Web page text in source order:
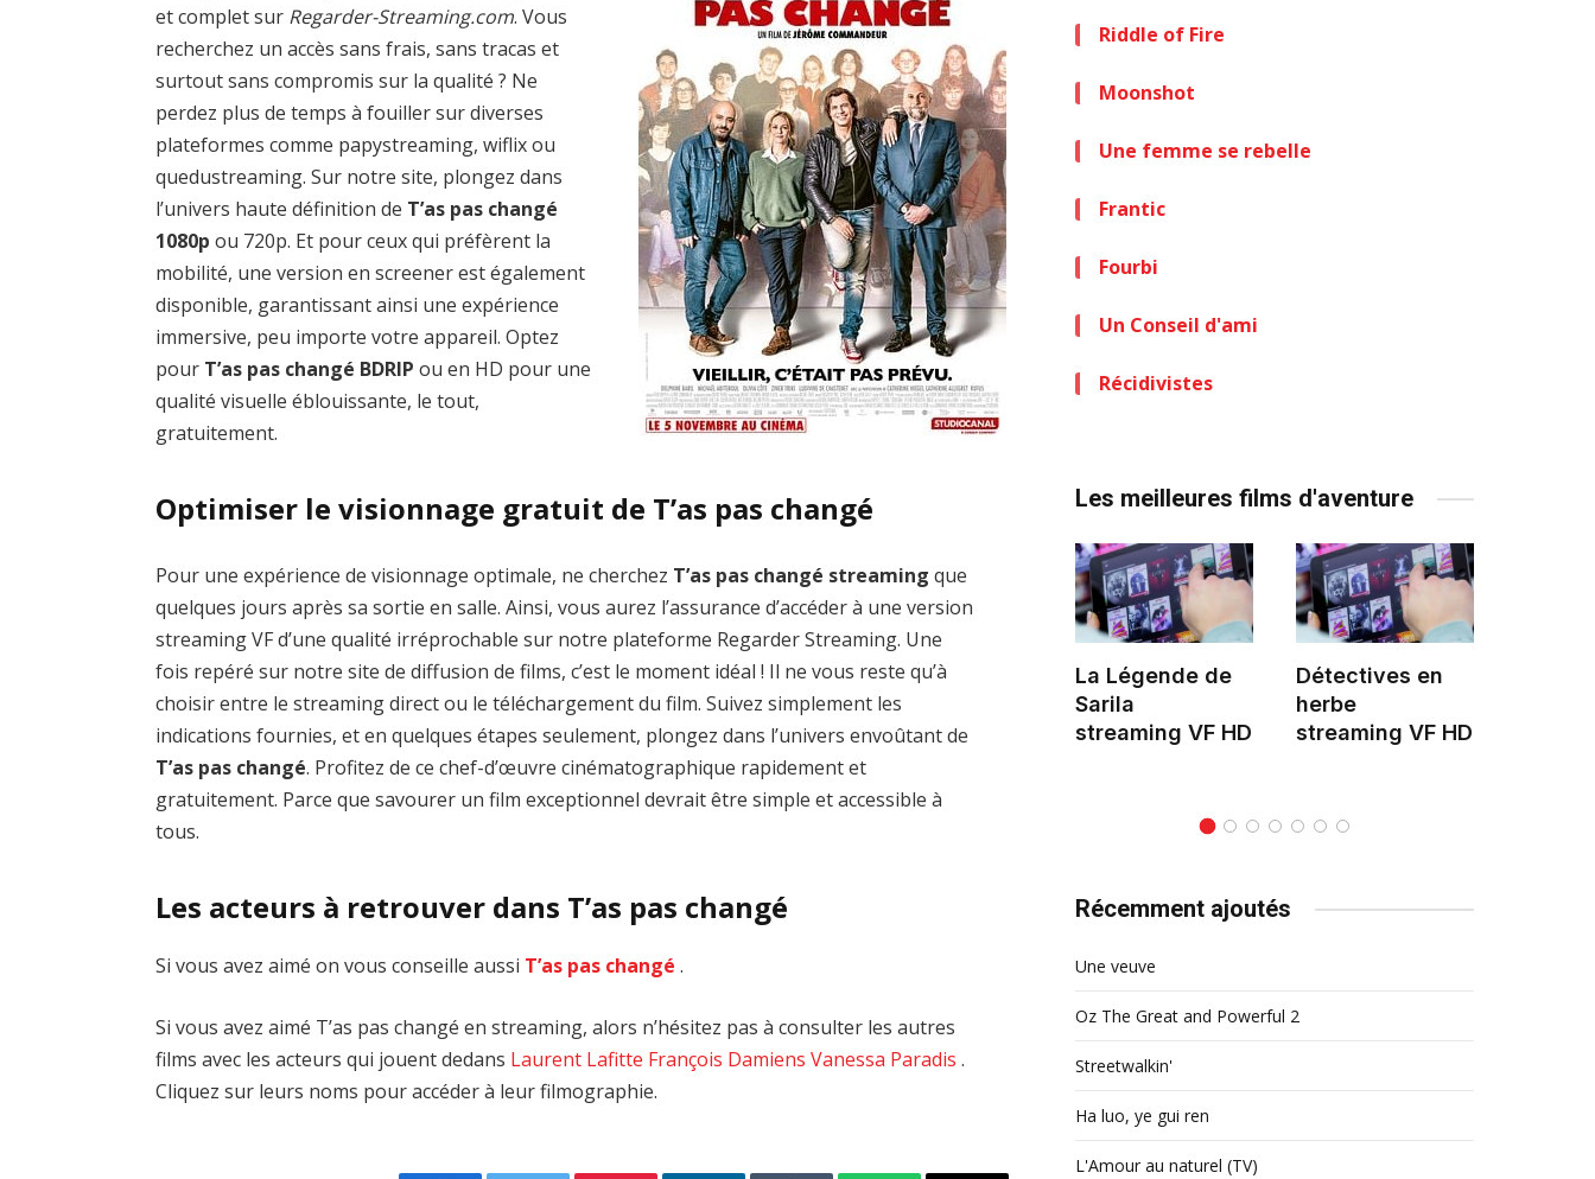
et complet sur Regarder-Streaming.com. Vous
recherchez un accès sans frais, sans tracas et
surtout sans compromis sur la qualité ? Ne
perdez plus de temps à fouiller sur diverses
plateformes comme papystreaming, wiflix ou
quedustreaming. Sur notre site, plongez dans
l’univers haute définition de T’as pas changé
1080p ou 720p. Et pour ceux qui préfèrent la
mobilité, une version en screener est également
disponible, garantissant ainsi une expérience
immersive, peu importe votre appareil. Optez
pour T’as pas changé BDRIP ou en HD pour une
qualité visuelle éblouissante, le tout,
gratuitement.
Optimiser le visionnage gratuit de T’as pas changé
Pour une expérience de visionnage optimale, ne cherchez T’as pas changé streaming que
quelques jours après sa sortie en salle. Ainsi, vous aurez l’assurance d’accéder à une version
streaming VF d’une qualité irréprochable sur notre plateforme Regarder Streaming. Une
fois repéré sur notre site de diffusion de films, c’est le moment idéal ! Il ne vous reste qu’à
choisir entre le streaming direct ou le téléchargement du film. Suivez simplement les
indications fournies, et en quelques étapes seulement, plongez dans l’univers envoûtant de
T’as pas changé. Profitez de ce chef-d’œuvre cinématographique rapidement et
gratuitement. Parce que savourer un film exceptionnel devrait être simple et accessible à
tous.
Les acteurs à retrouver dans T’as pas changé
Si vous avez aimé on vous conseille aussi T’as pas changé .
Si vous avez aimé T’as pas changé en streaming, alors n’hésitez pas à consulter les autres
films avec les acteurs qui jouent dedans Laurent Lafitte François Damiens Vanessa Paradis .
Cliquez sur leurs noms pour accéder à leur filmographie.
Riddle of Fire
Moonshot
Une femme se rebelle
Frantic
Fourbi
Un Conseil d'ami
Récidivistes
Les meilleures films d'aventure
Zenon: Girl of
the 21st Century
streaming VF HD
La Légende des
1000 dragons
streaming VF HD
La Légende de
Sarila
streaming VF HD
Détectives en
herbe
streaming VF HD
Récemment ajoutés
Une veuve
Oz The Great and Powerful 2
Streetwalkin'
Ha luo, ye gui ren
L'Amour au naturel (TV)